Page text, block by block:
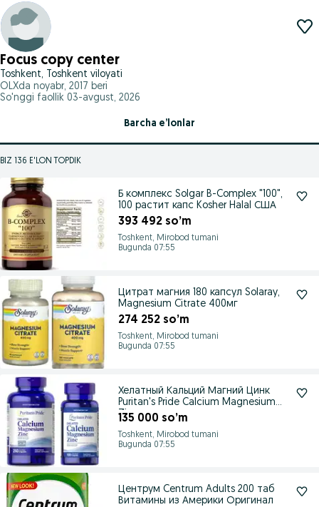
Focus copy center
Toshkent, Toshkent viloyati
OLXda noyabr, 2017 beri
So'nggi faollik 03-avgust, 2026
Barcha e’lonlar
BIZ 136 E'LON TOPDIK
Б комплекс Solgar B-Complex "100",
100 растит капс Kosher Halal США
393 492 so’m
Toshkent, Mirobod tumani
Bugunda 07:55
Цитрат магния 180 капсул Solaray,
Magnesium Citrate 400мг
274 252 so’m
Toshkent, Mirobod tumani
Bugunda 07:55
Хелатный Кальций Магний Цинк
Puritan's Pride Calcium Magnesium
Zinc
135 000 so’m
Toshkent, Mirobod tumani
Bugunda 07:55
Центрум Centrum Adults 200 таб
Витамины из Америки Оригинал